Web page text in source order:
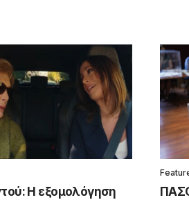
Η εξομολόγηση